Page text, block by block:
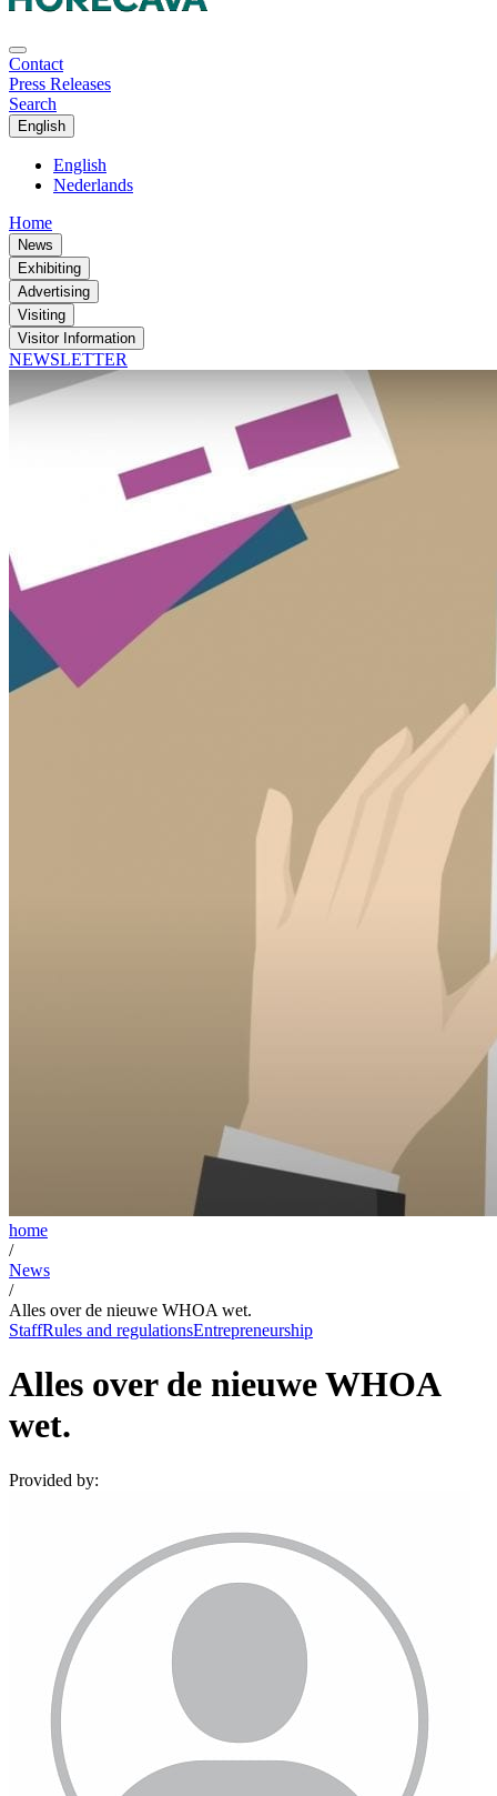
Contact
Press Releases
Search
English
English
Nederlands
Home
News
Exhibiting
Advertising
Visiting
Visitor Information
NEWSLETTER
home
/
News
/
Alles over de nieuwe WHOA wet.
StaffRules and regulationsEntrepreneurship
Alles over de nieuwe WHOA
wet.
Provided by: